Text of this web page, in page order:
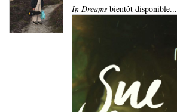
In Dreamsbientôt disponible...